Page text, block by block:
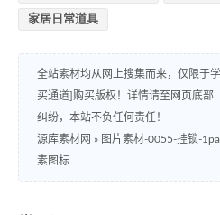
家居日常道具
全站素材均从网上搜集而来，仅限于
买通道]购买版权！详情请至网页底部
纠纷，本站不负任何责任！
源库素材网 » 图片素材-0055-挂锁-
素图标